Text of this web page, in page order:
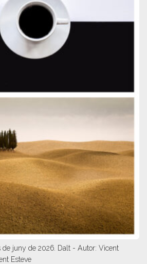
de juny de 2026. Dalt - Autor: Vicent
Esteve